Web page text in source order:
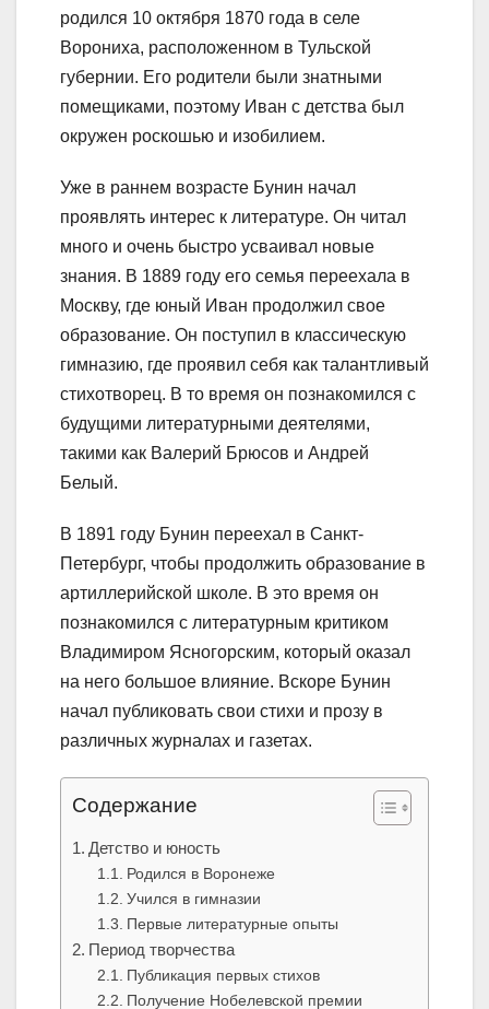
родился 10 октября 1870 года в селе
Ворониха, расположенном в Тульской
губернии. Его родители были знатными
помещиками, поэтому Иван с детства был
окружен роскошью и изобилием.
Уже в раннем возрасте Бунин начал
проявлять интерес к литературе. Он читал
много и очень быстро усваивал новые
знания. В 1889 году его семья переехала в
Москву, где юный Иван продолжил свое
образование. Он поступил в классическую
гимназию, где проявил себя как талантливый
стихотворец. В то время он познакомился с
будущими литературными деятелями,
такими как Валерий Брюсов и Андрей
Белый.
В 1891 году Бунин переехал в Санкт-
Петербург, чтобы продолжить образование в
артиллерийской школе. В это время он
познакомился с литературным критиком
Владимиром Ясногорским, который оказал
на него большое влияние. Вскоре Бунин
начал публиковать свои стихи и прозу в
различных журналах и газетах.
Содержание
Детство и юность
Родился в Воронеже
Учился в гимназии
Первые литературные опыты
Период творчества
Публикация первых стихов
Получение Нобелевской премии